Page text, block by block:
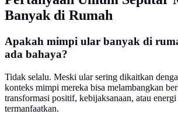
Banyak di Rumah
Apakah mimpi ular banyak di
ada bahaya?
Tidak selalu. Meski ular sering dikaitkan
konteks mimpi mereka bisa melambangkan
transformasi positif, kebijaksanaan, atau
termanfaatkan.